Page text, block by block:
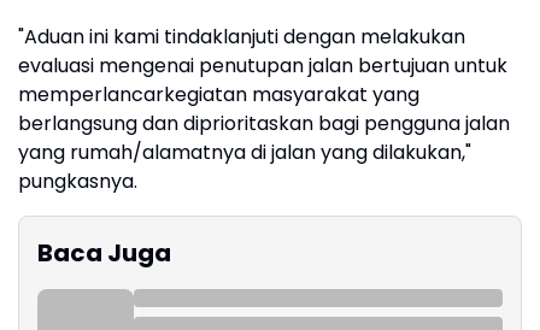
"Aduan ini kami tindaklanjuti dengan melakukan
evaluasi mengenai penutupan jalan bertujuan untuk
memperlancarkegiatan masyarakat yang
berlangsung dan diprioritaskan bagi pengguna jalan
yang rumah/alamatnya di jalan yang dilakukan,"
pungkasnya.
Baca Juga